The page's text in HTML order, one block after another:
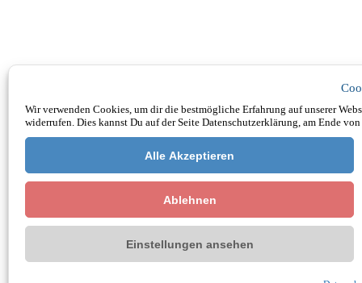
Wir verwenden Cookies, um dir die bestmögliche Erfahrung auf unserer
widerrufen. Dies kannst Du auf der Seite Datenschutzerklärung, am Ende
Alle Akzeptieren
Ablehnen
Einstellungen ansehen